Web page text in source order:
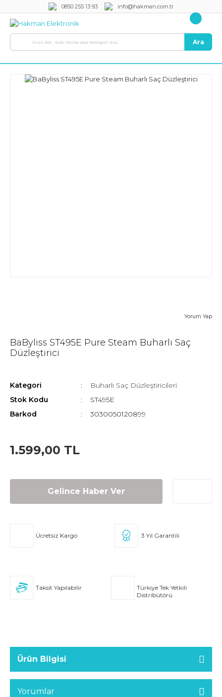
0850 255 13 93 info@hakman.com.tr
Ara
Yorum Yap
BaByliss ST495E Pure Steam Buharlı Saç
Düzleştirici
Kategori
Buharlı Saç Düzleştiricileri
Stok Kodu
ST495E
Barkod
3030050120899
1.599,00 TL
Gelince Haber Ver
Ücretsiz Kargo 3 Yıl Garantili
Taksit Yapılabilir
Türkiye Tek Yetkili
Distribütörü
Ürün Bilgisi
Yorumlar